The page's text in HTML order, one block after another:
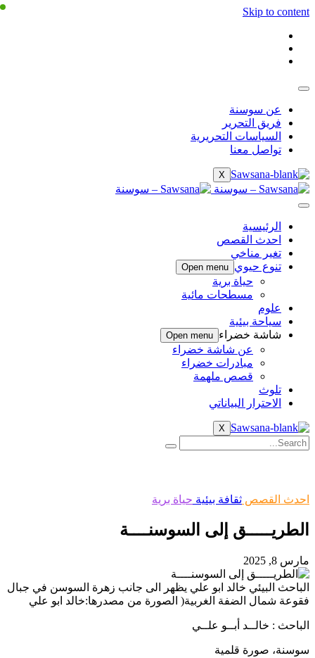
Skip to content
عن سوسنة
فريق التحرير
السياسات التحريرية
تواصل معنا
X
الرئيسية
احدث القصص
تغير مناخي
تنوع حيوي
Open menu
حياة برية
مسطحات مائية
علوم
سياحة بيئية
شاشة خضراء
Open menu
عن شاشة خضراء
مبادرات خضراء
قصص ملهمة
تلوث
الاحترار البياناتي
X
احدث القصصثقافة بيئيةحياة برية
الطريـــــق إلى السوسنــــة
مارس 8, 2025
الباحث البيئي خالد ابو علي يظهر الى جانب زهرة السوسن في جبال
فقوعة شمال الضفة الغربية( الصورة من مصدرها:خالد ابو علي
الباحث : خالــد أبــو علــي
سوسنة، صورة قلمية